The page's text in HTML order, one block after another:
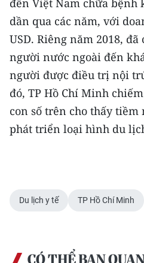
Đồng bằng sông Cửu Long
Chuyên trang Hà Nội
Chuyên trang TP. Hồ Chí
CHUYÊN ĐỀ
CÁC CHUYÊN TRANG
THỜI NAY
NHÂN DÂN HẰNG THÁNG
dần qua các năm, với
USD. Riêng năm 2018, đã
người nước ngoài đến
người được điều trị nội
đó, TP Hồ Chí Minh
con số trên cho thấy
phát triển loại hình du
Du lịch y tế TP Hồ Chí Minh
CÓ THỂ BẠN